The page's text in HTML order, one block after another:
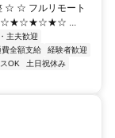
☆ ☆ フルリモート
...
主夫歓迎
費全額支給
経験者歓迎
OK
土日祝休み